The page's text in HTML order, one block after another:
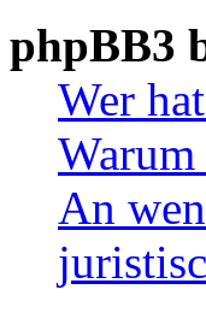
phpBB3
Wer
An